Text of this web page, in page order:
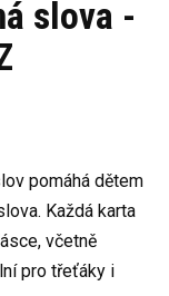
slova -
pomáhá dětem
Každá karta
včetně
pro třeťáky i